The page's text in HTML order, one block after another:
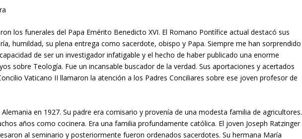
los funerales del Papa Emérito Benedicto XVI. El Romano Pontífice actual destacó sus
humildad, su plena entrega como sacerdote, obispo y Papa. Siempre me han sorprendido
de ser un investigador infatigable y el hecho de haber publicado una enorme
sobre Teología. Fue un incansable buscador de la verdad. Sus aportaciones y acertados
Vaticano II llamaron la atención a los Padres Conciliares sobre ese joven profesor de
en 1927. Su padre era comisario y provenía de una modesta familia de agricultores.
años como cocinera. Era una familia profundamente católica. El joven Joseph Ratzinger
al seminario y posteriormente fueron ordenados sacerdotes. Su hermana María